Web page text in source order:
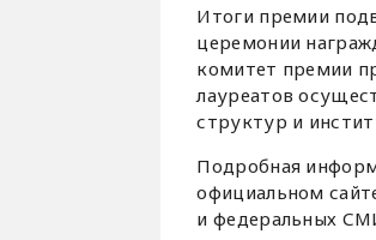
Итоги премии
церемонии
комитет премии
лауреатов
структур и
Подробная
официальном
и федеральных